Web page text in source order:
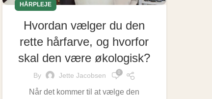
HÅRPLEJE
Hvordan vælger du den
rette hårfarve, og hvorfor
skal den være økologisk?
By Jette Jacobsen 0
Når det kommer til at vælge den